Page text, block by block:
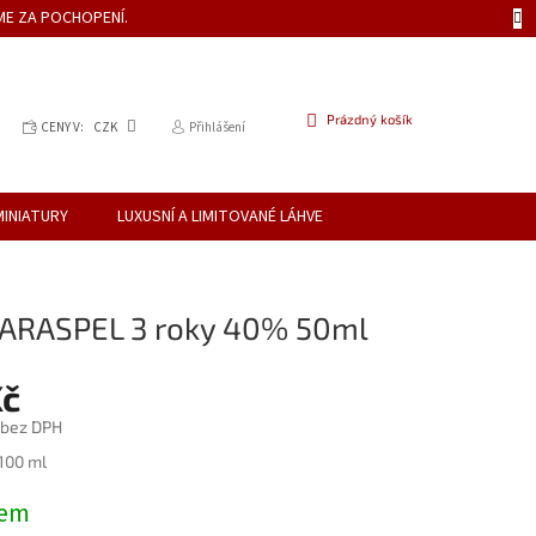
ZA POCHOPENÍ.
CENY V: CZK Přihlášení
NÁKUPNÍ
Prázdný košík
LUXUSNÍ A LIMITOVANÉ LÁHVE
3 roky 40% 50ml
DPH
ml